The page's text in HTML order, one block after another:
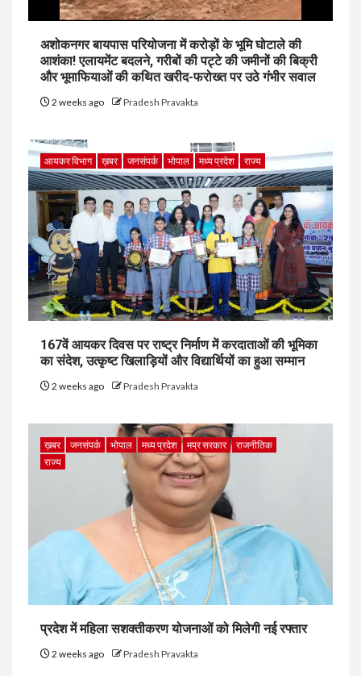
अशोकनगर बायपास परियोजना में करोड़ों के भूमि घोटाले की
आशंका! एलायमेंट बदलने, गरीबों की पट्टे की जमीनों की बिक्री
और भूमाफियाओं की कथित खरीद-फरोख्त पर उठे गंभीर सवाल
2 weeks ago Pradesh Pravakta
आयकर विभाग ख़बर जनसंपर्क भोपाल मध्य प्रदेश राज्य
167वें आयकर दिवस पर राष्ट्र निर्माण में करदाताओं की भूमिका
का संदेश, उत्कृष्ट खिलाड़ियों और विद्यार्थियों का हुआ सम्मान
2 weeks ago Pradesh Pravakta
ख़बर जनसंपर्क भोपाल मध्य प्रदेश मप्र सरकार
राजनीतिक
राज्य
प्रदेश में महिला सशक्तीकरण योजनाओं को मिलेगी नई रफ्तार
2 weeks ago Pradesh Pravakta